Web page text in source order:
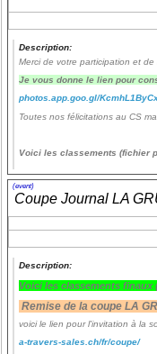
Description:
Merci de votre participation et
Je vous donne le lien pour
photos.app.goo.gl/
Toutes nos félicitations au CS
Voici les classements (fichier
(event)
Coupe Journal LA
Description:
Voici les classements finaux
Remise de la coupe LA
voici le lien pour l'invitation à la
a-travers-sales.ch/fr/coupe/